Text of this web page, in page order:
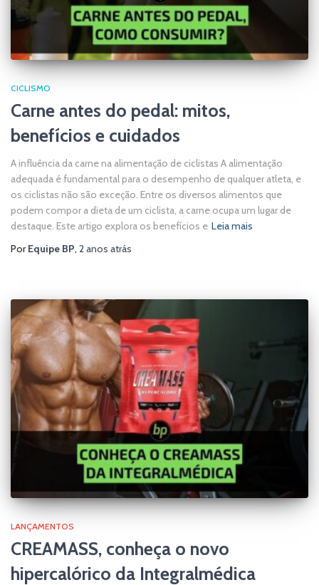
CICLISMO
Carne antes do pedal: mitos,
benefícios e cuidados
A influência da carne na alimentação de ciclistas A alimentação
adequada é fundamental para o desempenho de qualquer atleta, e
os ciclistas não são exceção. Entre os diversos alimentos que
podem compor a dieta de um ciclista, a carne ocupa um lugar de
destaque. Este artigo explora os benefícios e Leia mais
PorEquipe BP, 2 anos atrás
LANÇAMENTOS
CREAMASS, conheça o novo
hipercalórico da Integralmédica